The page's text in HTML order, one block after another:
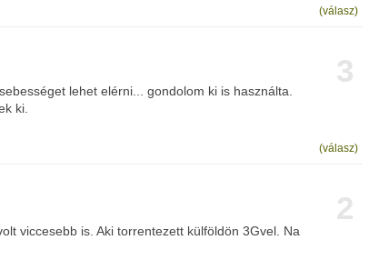
(válasz)
3
lehet elérni... gondolom ki is használta.
ki.
(válasz)
2
viccesebb is. Aki torrentezett külföldön 3Gvel. Na